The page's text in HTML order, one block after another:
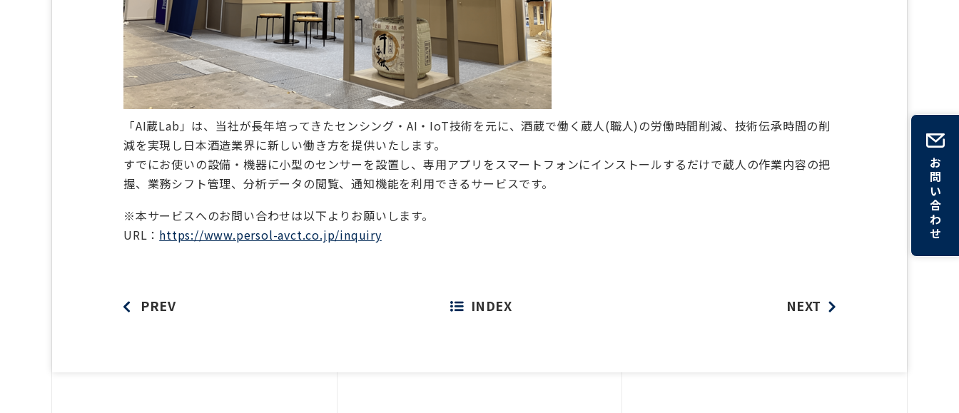
「AI蔵Lab」は、当社が長年培ってきたセンシング・AI・IoT技術を元に、酒蔵で働く蔵人(職人)の労働時間削減、技術伝承時間の削
減を実現し日本酒造業界に新しい働き方を提供いたします。
すでにお使いの設備・機器に小型のセンサーを設置し、専用アプリをスマートフォンにインストールするだけで蔵人の作業内容の把
握、業務シフト管理、分析データの閲覧、通知機能を利用できるサービスです。
※本サービスへのお問い合わせは以下よりお願いします。
URL： https://www.persol-avct.co.jp/inquiry
PREV INDEX NEXT
お
問
い
合
わ
せ